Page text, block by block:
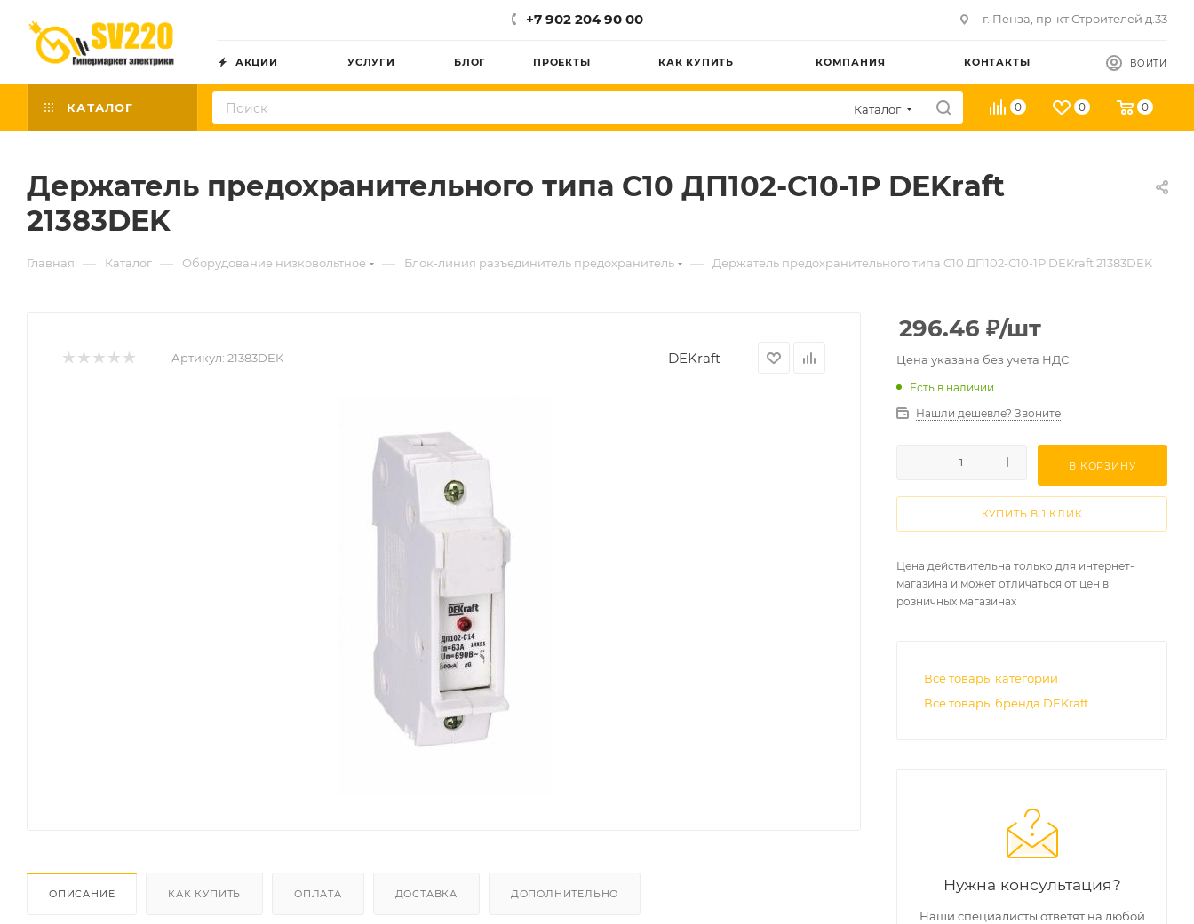
+7 902 204 90 00 г. Пенза, пр-кт Строителей д.33
АКЦИИ УСЛУГИ БЛОГ ПРОЕКТЫ КАК КУПИТЬ КОМПАНИЯ КОНТАКТЫ ВОЙТИ
КАТАЛОГ Каталог 0 0 0
Держатель предохранительного типа C10 ДП102-С10-1Р DEKraft
21383DEK
Главная — Каталог — Оборудование низковольтное — Блок-линия разъединитель предохранитель — Держатель предохранительного типа C10 ДП102-С10-1Р DEKraft 21383DEK
Артикул: 21383DEK DEKraft
ОПИСАНИЕ КАК КУПИТЬ ОПЛАТА ДОСТАВКА ДОПОЛНИТЕЛЬНО
296.46 ₽/шт
Цена указана без учета НДС
Есть в наличии
Нашли дешевле? Звоните
В КОРЗИНУ
КУПИТЬ В 1 КЛИК
Цена действительна только для интернет-
магазина и может отличаться от цен в
розничных магазинах
Все товары категории
Все товары бренда DEKraft
Нужна консультация?
Наши специалисты ответят на любой